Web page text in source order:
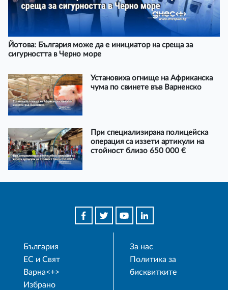
Йотова: България може да е инициатор на среща за
сигурността в Черно море
Установиха огнище на Африканска
чума по свинете във Варненско
При специализирана полицейска
операция са иззети артикули на
стойност близо 650 000 €
България
ЕС и Свят
Варна<+>
Избрано
За нас
Политика за
бисквитките